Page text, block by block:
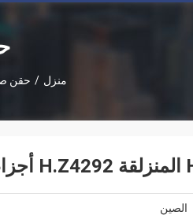
منزل / حقن
الصين